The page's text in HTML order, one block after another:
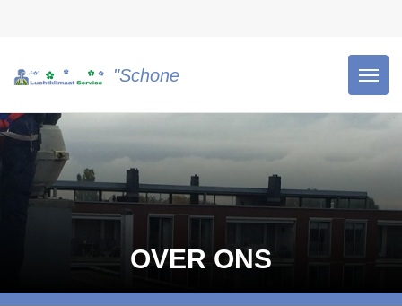
"Schone lucht is gezonde lucht!"
OVER ONS